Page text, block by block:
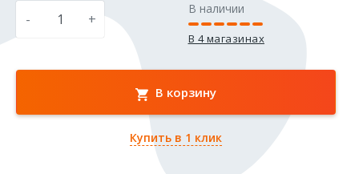
- +
В наличии
В 4 магазинах
В корзину
Купить в 1 клик